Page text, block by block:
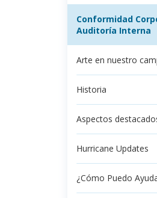
Conformidad
Auditoría Interna
Arte en nuestro
Historia
Aspectos
Hurricane Updates
¿Cómo Puedo